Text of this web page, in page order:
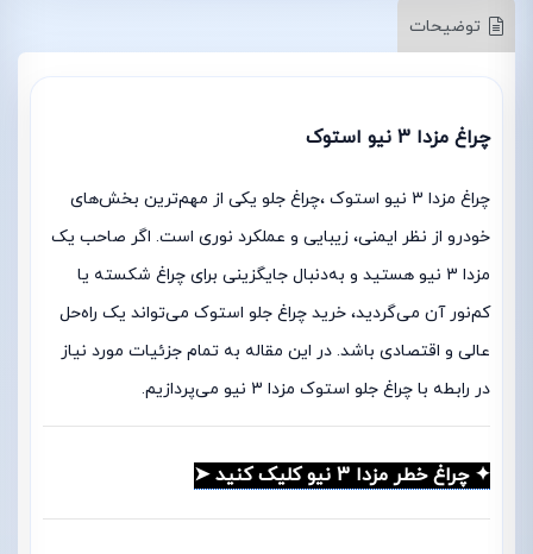
توضیحات
چراغ مزدا 3 نیو استوک
چراغ مزدا 3 نیو استوک ،چراغ جلو یکی از مهم‌ترین بخش‌های
خودرو از نظر ایمنی، زیبایی و عملکرد نوری است. اگر صاحب یک
مزدا 3 نیو هستید و به‌دنبال جایگزینی برای چراغ شکسته یا
کم‌نور آن می‌گردید، خرید چراغ جلو استوک می‌تواند یک راه‌حل
عالی و اقتصادی باشد. در این مقاله به تمام جزئیات مورد نیاز
در رابطه با چراغ جلو استوک مزدا 3 نیو می‌پردازیم.
✦ چراغ خطر مزدا 3 نیو کلیک کنید ➤